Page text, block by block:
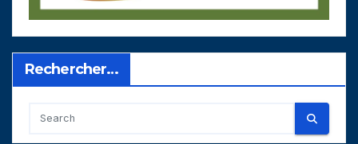
Rechercher…